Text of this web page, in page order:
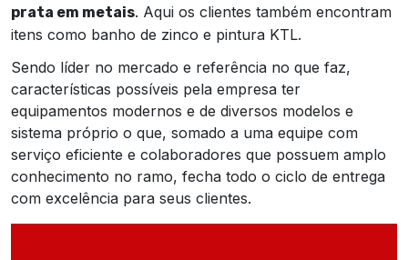
prata em metais. Aqui os clientes também encontram
itens como banho de zinco e pintura KTL.
Sendo líder no mercado e referência no que faz,
características possíveis pela empresa ter
equipamentos modernos e de diversos modelos e
sistema próprio o que, somado a uma equipe com
serviço eficiente e colaboradores que possuem amplo
conhecimento no ramo, fecha todo o ciclo de entrega
com excelência para seus clientes.